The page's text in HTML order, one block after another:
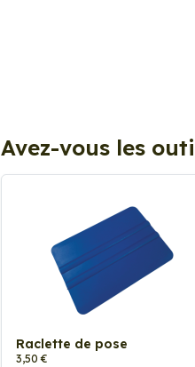
Avez-vous les
Raclette de pose
3,50 €